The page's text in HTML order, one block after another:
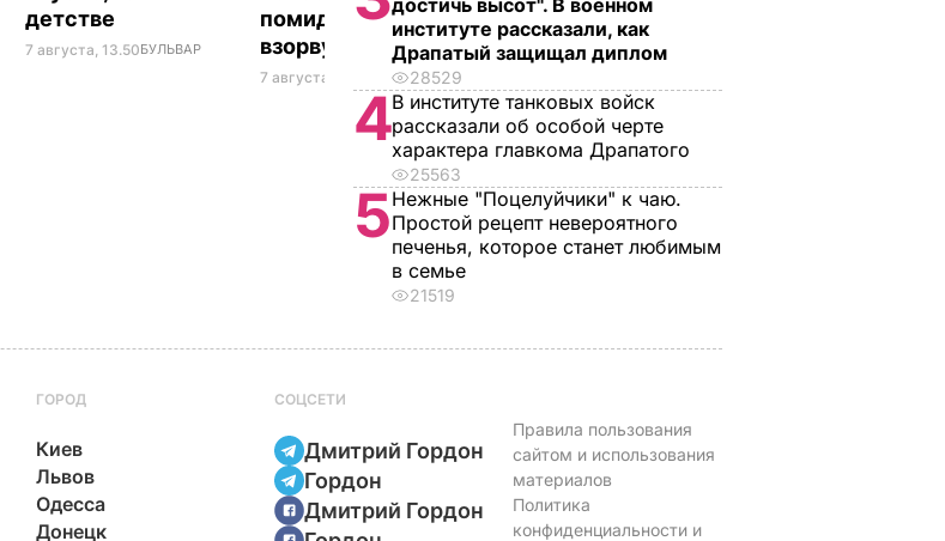
детстве
7 августа, 13.50БУЛЬВАР
помидоры точно не
взорвут крышки
7 августа, 13.08 БУЛЬВАР
летний адвокат Галь
7 августа, 13.08БУЛЬВАР
достичь высот". В военном
институте рассказали, как
Драпатый защищал диплом
28529
4В институте танковых войск
рассказали об особой черте
характера главкома Драпатого
25563
5Нежные "Поцелуйчики" к чаю.
Простой рецепт невероятного
печенья, которое станет любимым
в семье
21519
ГОРОД
Киев
Львов
Одесса
Донецк
СОЦСЕТИ
Дмитрий Гордон
Гордон
Дмитрий Гордон
Правила пользования
сайтом и использования
материалов
Политика
конфиденциальности и